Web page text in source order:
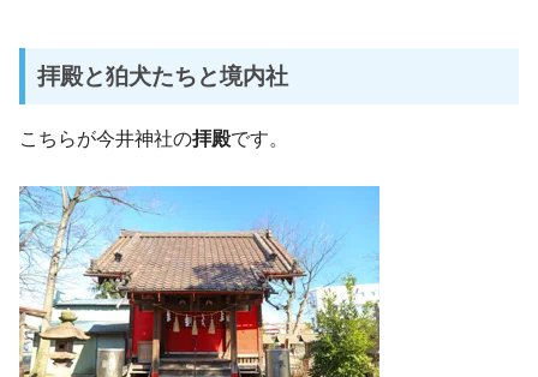
拝殿と狛犬たちと境内社
こちらが今井神社の拝殿です。